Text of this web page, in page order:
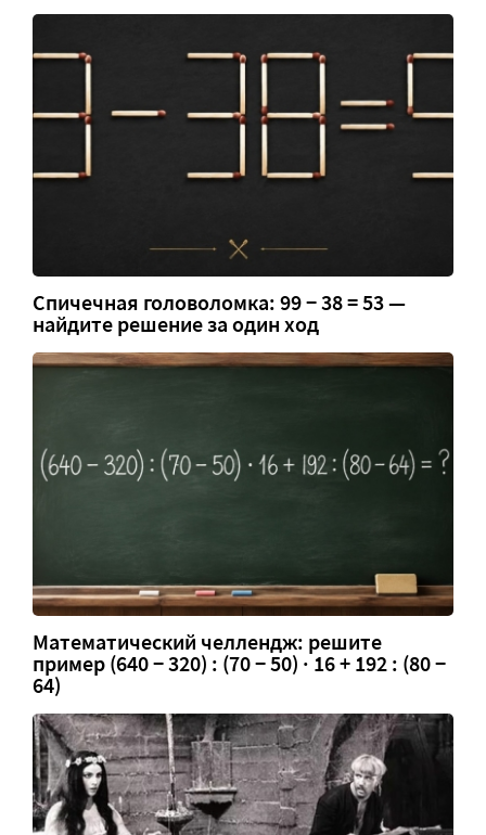
Спичечная головоломка: 99 − 38 = 53 —
найдите решение за один ход
Математический челлендж: решите
пример (640 − 320) : (70 − 50) · 16 + 192 : (80 −
64)